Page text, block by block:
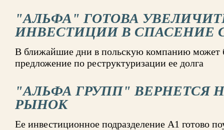
"АЛЬФА" ГОТОВА
ИНВЕСТИЦИИ В СПАСЕНИЕ
В ближайшие дни в польскую компанию может
предложение по реструктуризации ее долга
"АЛЬФА ГРУПП" ВЕРНЕТСЯ
РЫНОК
Ее инвестиционное подразделение А1 готово